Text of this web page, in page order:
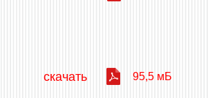
скачать 95,5 мБ